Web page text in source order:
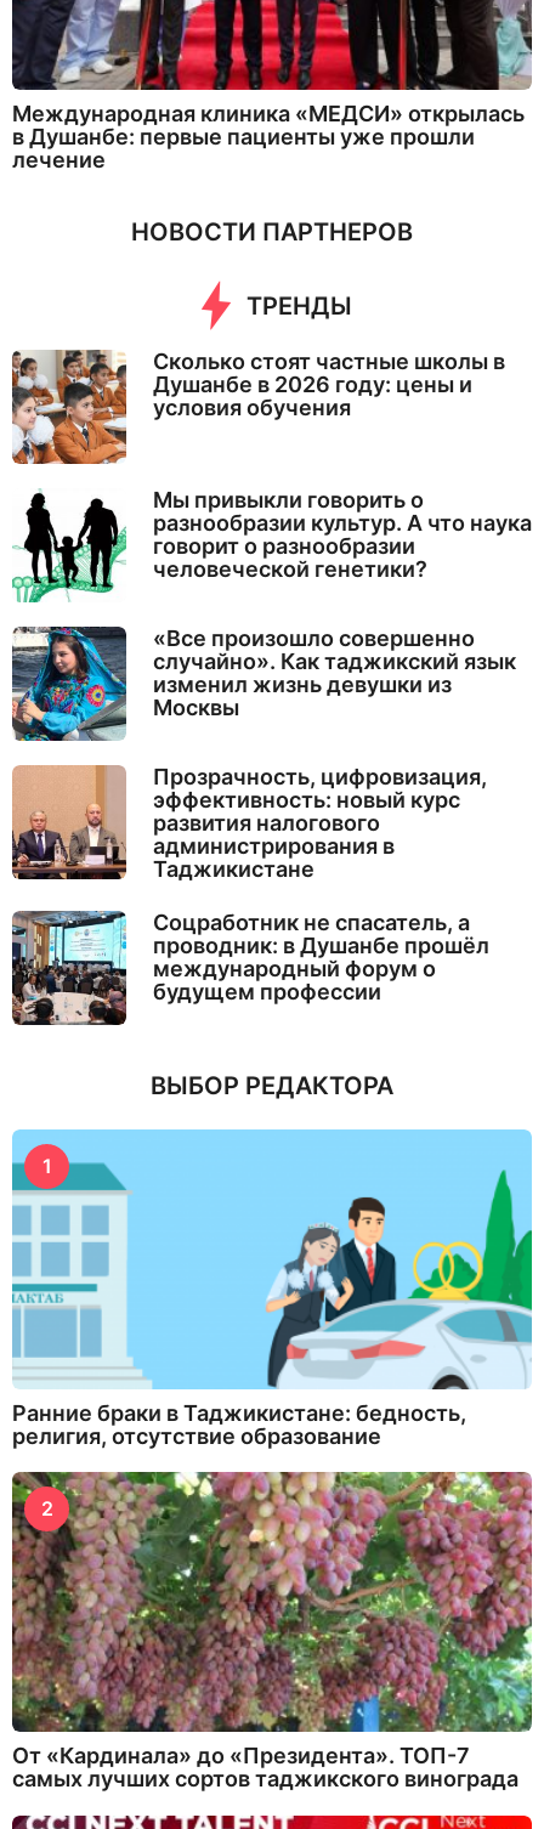
Международная клиника «МЕДСИ» открылась
в Душанбе: первые пациенты уже прошли
лечение
НОВОСТИ ПАРТНЕРОВ
ТРЕНДЫ
Сколько стоят частные школы в
Душанбе в 2026 году: цены и
условия обучения
Мы привыкли говорить о
разнообразии культур. А что наука
говорит о разнообразии
человеческой генетики?
«Все произошло совершенно
случайно». Как таджикский язык
изменил жизнь девушки из
Москвы
Прозрачность, цифровизация,
эффективность: новый курс
развития налогового
администрирования в
Таджикистане
Соцработник не спасатель, а
проводник: в Душанбе прошёл
международный форум о
будущем профессии
ВЫБОР РЕДАКТОРА
1
Ранние браки в Таджикистане: бедность,
религия, отсутствие образование
2
От «Кардинала» до «Президента». ТОП-7
самых лучших сортов таджикского винограда